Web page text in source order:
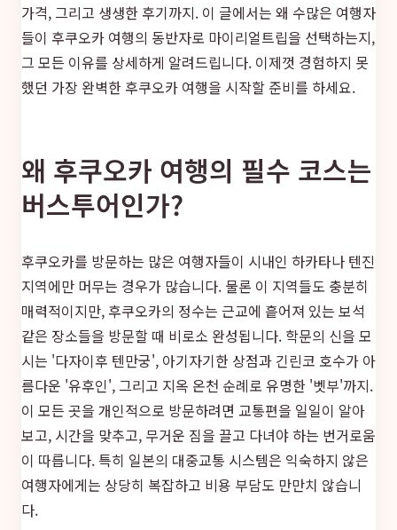
가격, 그리고 생생한 후기까지. 이 글에서는 왜 수많은 여행자
들이 후쿠오카 여행의 동반자로 마이리얼트립을 선택하는지,
그 모든 이유를 상세하게 알려드립니다. 이제껏 경험하지 못
했던 가장 완벽한 후쿠오카 여행을 시작할 준비를 하세요.
왜 후쿠오카 여행의 필수 코스는
버스투어인가?
후쿠오카를 방문하는 많은 여행자들이 시내인 하카타나 텐진
지역에만 머무는 경우가 많습니다. 물론 이 지역들도 충분히
매력적이지만, 후쿠오카의 정수는 근교에 흩어져 있는 보석
같은 장소들을 방문할 때 비로소 완성됩니다. 학문의 신을 모
시는 '다자이후 텐만궁', 아기자기한 상점과 긴린코 호수가 아
름다운 '유후인', 그리고 지옥 온천 순례로 유명한 '벳부'까지.
이 모든 곳을 개인적으로 방문하려면 교통편을 일일이 알아
보고, 시간을 맞추고, 무거운 짐을 끌고 다녀야 하는 번거로움
이 따릅니다. 특히 일본의 대중교통 시스템은 익숙하지 않은
여행자에게는 상당히 복잡하고 비용 부담도 만만치 않습니
다.